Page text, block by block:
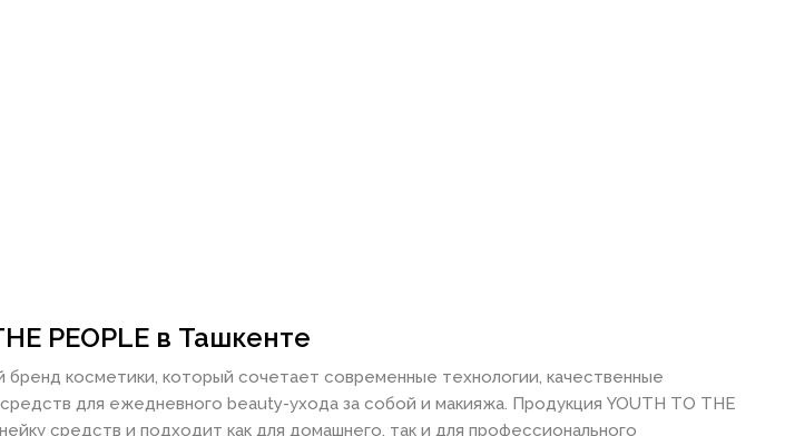
PEOPLE в Ташкенте
бренд косметики, который сочетает современные технологии, качественные
для ежедневного beauty-ухода за собой и макияжа. Продукция YOUTH TO THE
средств и подходит как для домашнего, так и для профессионального